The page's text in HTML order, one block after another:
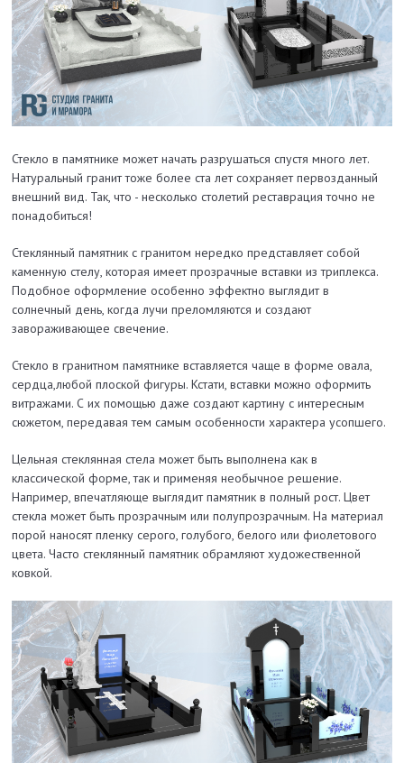
Стекло в памятнике может начать разрушаться спустя много лет.
Натуральный гранит тоже более ста лет сохраняет первозданный
внешний вид. Так, что - несколько столетий реставрация точно не
понадобиться!
Стеклянный памятник с гранитом нередко представляет собой
каменную стелу, которая имеет прозрачные вставки из триплекса.
Подобное оформление особенно эффектно выглядит в
солнечный день, когда лучи преломляются и создают
завораживающее свечение.
Стекло в гранитном памятнике вставляется чаще в форме овала,
сердца,любой плоской фигуры. Кстати, вставки можно оформить
витражами. С их помощью даже создают картину с интересным
сюжетом, передавая тем самым особенности характера усопшего.
Цельная стеклянная стела может быть выполнена как в
классической форме, так и применяя необычное решение.
Например, впечатляюще выглядит памятник в полный рост. Цвет
стекла может быть прозрачным или полупрозрачным. На материал
порой наносят пленку серого, голубого, белого или фиолетового
цвета. Часто стеклянный памятник обрамляют художественной
ковкой.